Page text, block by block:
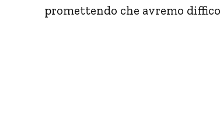
promettendo che avremo